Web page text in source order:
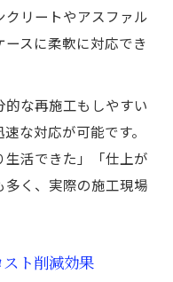
リートやアスファル
スに柔軟に対応でき
な再施工もしやすい
な対応が可能です。
活できた」「仕上が
多く、実際の施工現場
ト削減効果